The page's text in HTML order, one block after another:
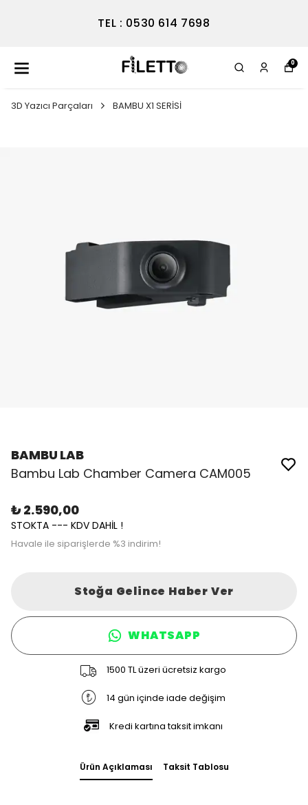
TEL : 0530 614 7698
0
3D Yazıcı Parçaları BAMBU X1 SERİSİ
BAMBU LAB
Bambu Lab Chamber Camera CAM005
₺ 2.590,00
STOKTA --- KDV DAHİL !
Havale ile siparişlerde %3 indirim!
Stoğa Gelince Haber Ver
WHATSAPP
1500 TL üzeri ücretsiz kargo
14 gün içinde iade değişim
Kredi kartına taksit imkanı
Ürün Açıklaması Taksit Tablosu